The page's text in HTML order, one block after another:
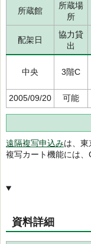
所蔵館
所蔵場
所
配架日
協力貸
出
中央 3階C
2005/09/20 可能
遠隔複写申込みは、
複写カート機能には
資料詳細